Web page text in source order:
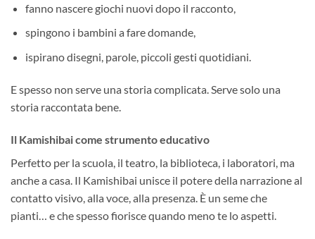
fanno nascere giochi nuovi dopo il racconto,
spingono i bambini a fare domande,
ispirano disegni, parole, piccoli gesti quotidiani.
E spesso non serve una storia complicata. Serve solo una
storia raccontata bene.
Il Kamishibai come strumento educativo
Perfetto per la scuola, il teatro, la biblioteca, i laboratori, ma
anche a casa. Il Kamishibai unisce il potere della narrazione al
contatto visivo, alla voce, alla presenza. È un seme che
pianti… e che spesso fiorisce quando meno te lo aspetti.